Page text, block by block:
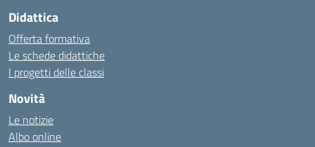
Didattica
Offerta formativa
Le schede didattiche
I progetti delle classi
Novità
Le notizie
Albo online